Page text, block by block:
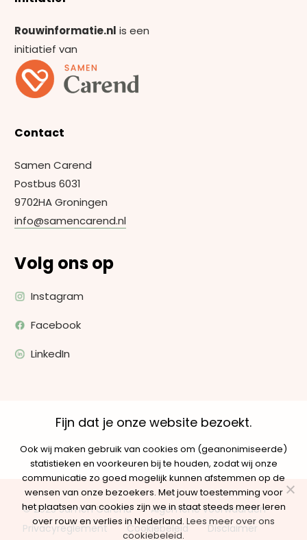
Rouwinformatie.nl is een
initiatief van
Contact
Samen Carend
Postbus 6031
9702HA Groningen
info@samencarend.nl
Volg ons op
Instagram
Facebook
LinkedIn
© 2025 Samen Carend
Algemene voorwaarden
Privacyreglement
Cookiebeleid Disclaimer
Fijn dat je onze website bezoekt.
Ook wij maken gebruik van cookies om (geanonimiseerde)
statistieken en voorkeuren bij te houden, zodat wij onze
communicatie zo goed mogelijk kunnen afstemmen op de
wensen van onze bezoekers. Met jouw toestemming voor
het plaatsen van cookies zijn we in staat steeds meer leren
over rouw en verlies in Nederland. Lees meer over ons
cookiebeleid.